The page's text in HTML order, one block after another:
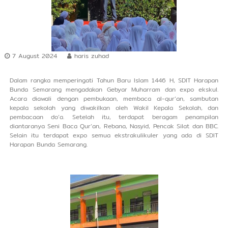
n
g
g
u
l
a
m
A
l
Q
u
r
,
I
m
u
P
7 August 2024 haris zuhad
Dalam rangka memperingati Tahun Baru Islam 1446 H, SDIT Harapan
Bunda Semarang mengadakan Gebyar Muharram dan expo ekskul.
Acara diawali dengan pembukaan, membaca al-qur’an, sambutan
kepala sekolah yang diwakilkan oleh Wakil Kepala Sekolah, dan
pembacaan do’a. Setelah itu, terdapat beragam penampilan
diantaranya Seni Baca Qur’an, Rebana, Nasyid, Pencak Silat dan BBC.
Selain itu terdapat expo semua ekstrakulikuler yang ada di SDIT
Harapan Bunda Semarang.